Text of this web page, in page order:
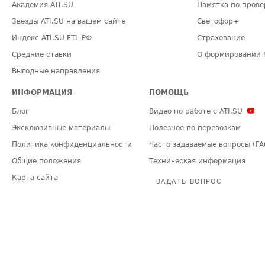
Академия ATI.SU
Звезды ATI.SU на вашем сайте
Индекс ATI.SU FTL РФ
Средние ставки
Выгодные направления
Памятка по
Светофор+
Страхование
О формировании
ИНФОРМАЦИЯ
Блог
Эксклюзивные материалы
Политика конфиденциальности
Общие положения
Карта сайта
ПОМОЩЬ
Видео по работе с ATI.SU
Полезное по перевозкам
Часто задаваемые вопросы
Техническая информация
ЗАДАТЬ ВОПРОС